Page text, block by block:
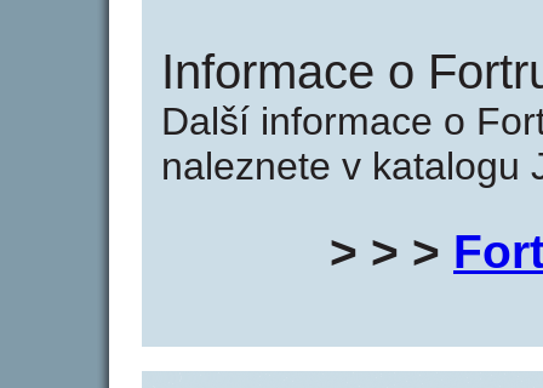
Informace o
Další informace o
naleznete v katalogu
> > >